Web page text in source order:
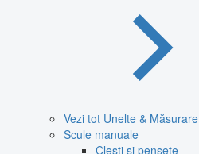
Vezi tot Unelte & Măsurare
Scule manuale
Clești și pensete